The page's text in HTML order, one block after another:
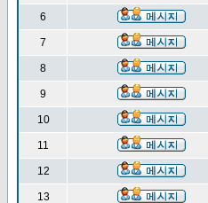
6
7
8
9
10
11
12
13